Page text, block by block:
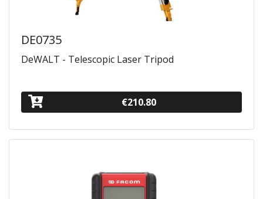
DE0735
DeWALT - Telescopic Laser Tripod
€210.80